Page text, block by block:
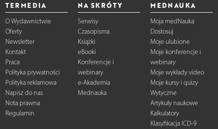
TERMEDIA
O Wydawnictwie
Oferty
Newsletter
Kontakt
Praca
Polityka prywatności
Polityka reklamowa
Napisz do nas
Nota prawna
Regulamin
NA SKRÓTY
Serwisy
Czasopisma
Książki
eBooki
Konferencje i
webinary
e-Akademia
Mednauka
MEDNAUKA
Moja medNauka
Dostosuj
Moje ulubione
Moje konferencje i
webinary
Moje wykłady video
Moje kursy i quizy
Wytyczne
Artykuły naukowe
Kalkulatory
Klasyfikacja ICD-9